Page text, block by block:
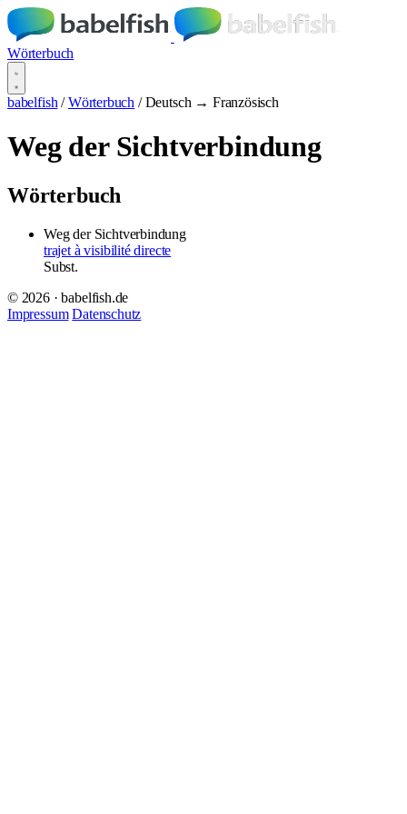
Wörterbuch
babelfish / Wörterbuch / Deutsch → Französisch
Weg der Sichtverbindung
Wörterbuch
Weg der Sichtverbindung
trajet à visibilité directe
Subst.
© 2026 · babelfish.de
Impressum Datenschutz